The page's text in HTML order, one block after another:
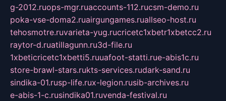
g-2012.ruops-mgr.ruaccounts-112.rucsm-demo.ru
poka-vse-doma2.ruairgungames.ruallseo-host.ru
tehosmotre.ruvarieta-yug.rucricetc1xbetr1xbetcc2.ru
raytor-d.ruatillagunn.ru3d-file.ru
1xbeticricetc1xbetti5.ruuafoot-statti.rue-abis1c.ru
store-brawl-stars.rukts-services.rudark-sand.ru
sindika-01.rusp-life.rux-legion.rusib-archives.ru
e-abis-1-c.rusindika01.ruvenda-festival.ru